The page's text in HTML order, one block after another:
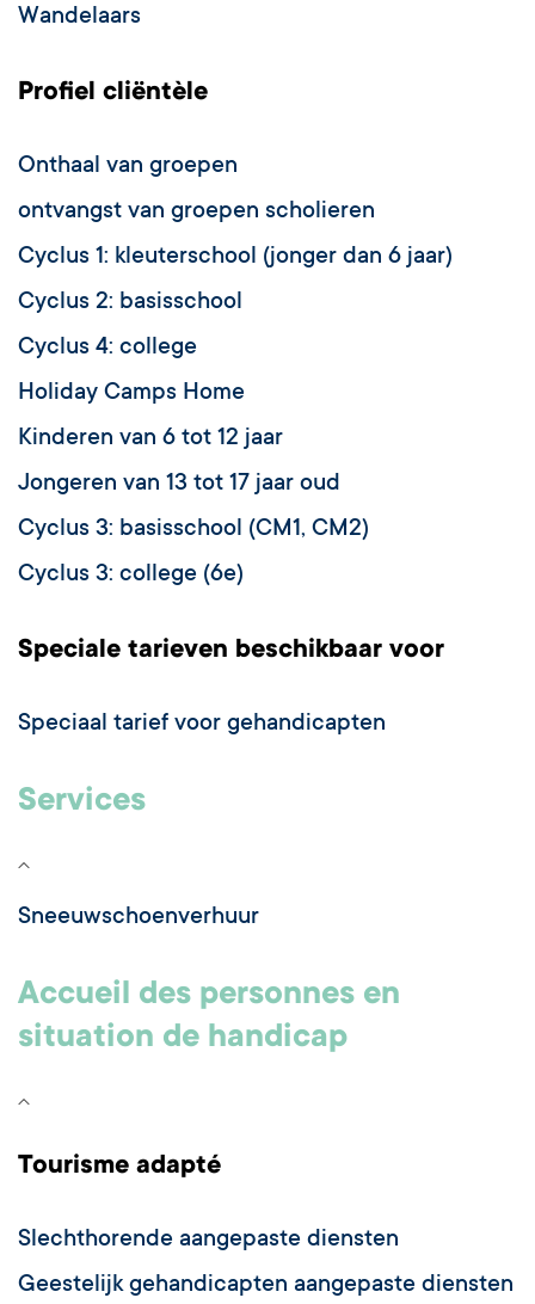
Wandelaars
Profiel cliëntèle
Onthaal van groepen
ontvangst van groepen scholieren
Cyclus 1: kleuterschool (jonger dan 6 jaar)
Cyclus 2: basisschool
Cyclus 4: college
Holiday Camps Home
Kinderen van 6 tot 12 jaar
Jongeren van 13 tot 17 jaar oud
Cyclus 3: basisschool (CM1, CM2)
Cyclus 3: college (6e)
Speciale tarieven beschikbaar voor
Speciaal tarief voor gehandicapten
Services
Sneeuwschoenverhuur
Accueil des personnes en
situation de handicap
Tourisme adapté
Slechthorende aangepaste diensten
Geestelijk gehandicapten aangepaste diensten